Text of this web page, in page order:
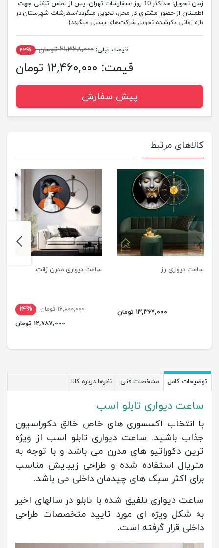
زمان تحویل:
حداکثر 10 روز (سفارشات تهران، پس از تماس تلفنی جهت
اطمینان از حضور مشتری در محل، تحویل میگردد/سفارشات شهرستان در
بازه زمانی ذکرشده تحویل شرکت‌های پستی میگردد)
قیمت قبلی: ۲۱,۳۲۸,۰۰۰ تومان ۴۲%
قیمت: ۱۲,۴۶۰,۰۰۰ تومان
پیش سفارش
کالاهای مرتبط
ساعت دیواری رز
۱۳,۳۶۷,۰۰۰ تومان
ساعت دیواری مدرن ژانت
۱۶,۸۰۰,۰۰۰ تومان
۲۴%
۱۲,۷۸۷,۰۰۰ تومان
previus
توضیحات کامل مشخصات فنی نظرها درباره کالا
ساعت دیواری تابلو اسب
با انتخاب اکسسوری های خاص خالق دکوراسیون
جذاب باشید. ساعت دیواری تابلو اسب از ویژه
ترین دکوراتیو های مدرن می باشد و با توجه به
متریال استفاده شده و طراحی زیبایش مناسب
برای اکثر سبک های چیدمان داخلی می باشد.
ساعت دیواری تلفیق شده با تابلو در سالهای اخیر
به شکل ویژه ای مورد تایید متخصصات طراحی
داخلی قرار گرفته است.